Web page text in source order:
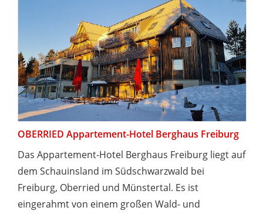
OBERRIED Appartement-Hotel Berghaus Freiburg
Das Appartement-Hotel Berghaus Freiburg liegt auf
dem Schauinsland im Südschwarzwald bei
Freiburg, Oberried und Münstertal. Es ist
eingerahmt von einem großen Wald- und